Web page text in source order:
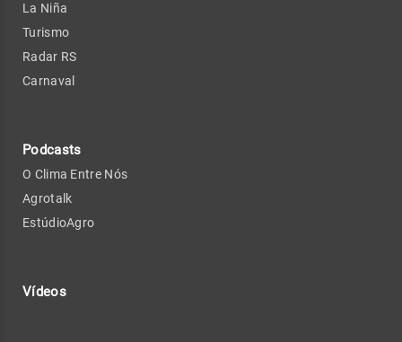
La Niña
Turismo
Radar RS
Carnaval
Podcasts
O Clima Entre Nós
Agrotalk
EstúdioAgro
Vídeos